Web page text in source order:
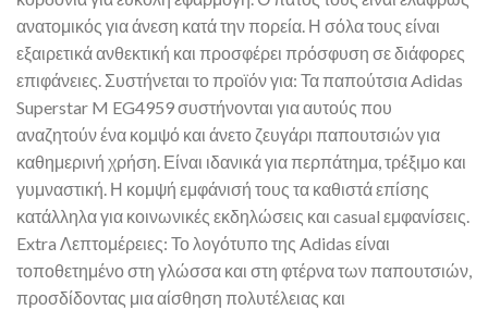
ανατομικός για άνεση κατά την πορεία. Η σόλα τους είναι
εξαιρετικά ανθεκτική και προσφέρει πρόσφυση σε διάφορες
επιφάνειες. Συστήνεται το προϊόν για: Τα παπούτσια Adidas
Superstar M EG4959 συστήνονται για αυτούς που
αναζητούν ένα κομψό και άνετο ζευγάρι παπουτσιών για
καθημερινή χρήση. Είναι ιδανικά για περπάτημα, τρέξιμο και
γυμναστική. Η κομψή εμφάνισή τους τα καθιστά επίσης
κατάλληλα για κοινωνικές εκδηλώσεις και casual εμφανίσεις.
Extra Λεπτομέρειες: Το λογότυπο της Adidas είναι
τοποθετημένο στη γλώσσα και στη φτέρνα των παπουτσιών,
προσδίδοντας μια αίσθηση πολυτέλειας και